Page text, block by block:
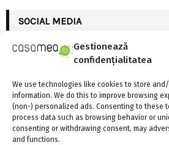
Gestionează
confidențialitatea
We use technologies like cookies to store
information. We do this to improve browsing
(non-) personalized ads. Consenting to these
process data such as browsing behavior or
consenting or withdrawing consent, may
and functions.
h
SOCIAL MEDIA
FII LA CURENT CU NOUTATILE